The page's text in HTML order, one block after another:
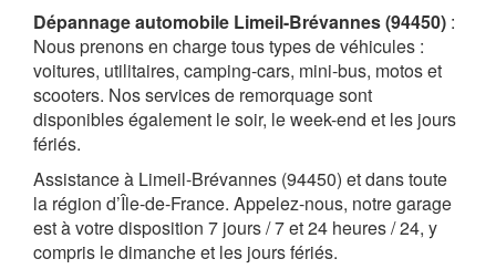
Dépannage automobile Limeil-Brévannes (94450) :
Nous prenons en charge tous types de véhicules :
voitures, utilitaires, camping-cars, mini-bus, motos et
scooters. Nos services de remorquage sont
disponibles également le soir, le week-end et les jours
fériés.
Assistance à Limeil-Brévannes (94450) et dans toute
la région d’Île-de-France. Appelez-nous, notre garage
est à votre disposition 7 jours / 7 et 24 heures / 24, y
compris le dimanche et les jours fériés.